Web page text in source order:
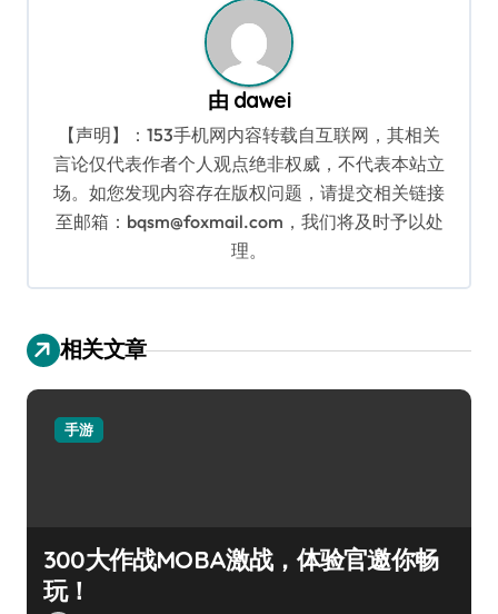
由 dawei
【声明】：153手机网内容转载自互联网，其相关
言论仅代表作者个人观点绝非权威，不代表本站立
场。如您发现内容存在版权问题，请提交相关链接
至邮箱：bqsm@foxmail.com，我们将及时予以处
理。
相关文章
手游
300大作战MOBA激战，体验官邀你畅
玩！